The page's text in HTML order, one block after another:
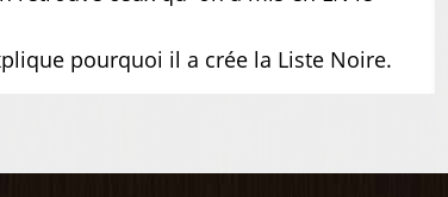
pourquoi il a crée la Liste Noire.